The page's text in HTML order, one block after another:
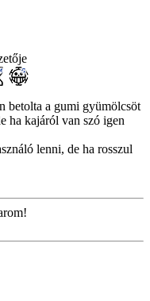
betolta a gumi gyümölcsöt
ha kajáról van szó igen
lenni, de ha rosszul